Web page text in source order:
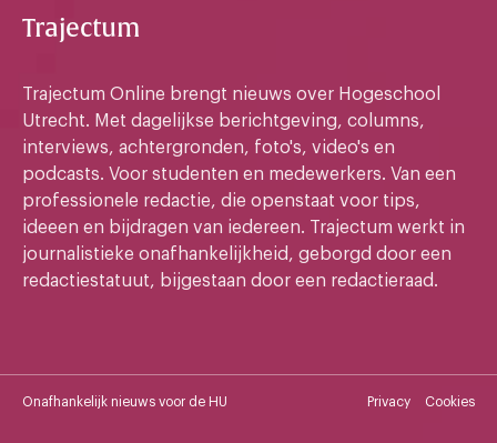
Trajectum
Trajectum Online brengt nieuws over Hogeschool
Utrecht. Met dagelijkse berichtgeving, columns,
interviews, achtergronden, foto's, video's en
podcasts. Voor studenten en medewerkers. Van een
professionele redactie, die openstaat voor tips,
ideeen en bijdragen van iedereen. Trajectum werkt in
journalistieke onafhankelijkheid, geborgd door een
redactiestatuut, bijgestaan door een redactieraad.
Onafhankelijk nieuws voor de HU Privacy Cookies